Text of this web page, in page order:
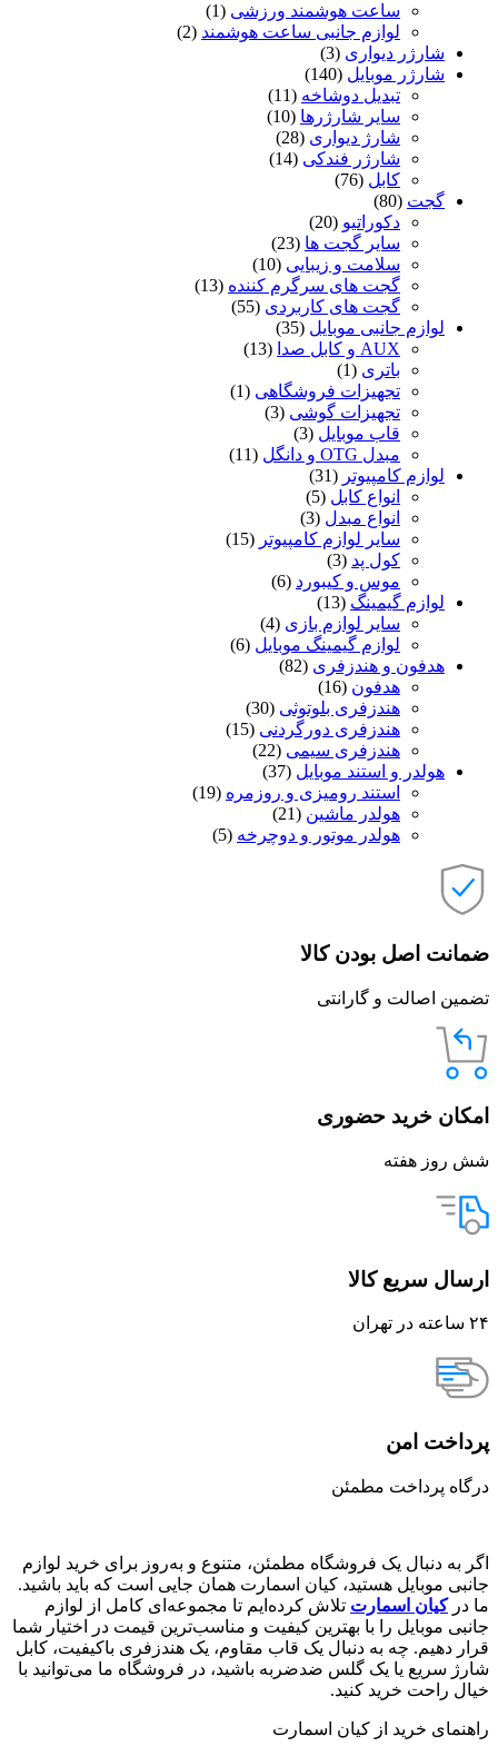
ساعت هوشمند ورزشی (1)
لوازم جانبی ساعت هوشمند (2)
شارژر دیواری (3)
شارژر موبایل (140)
تبدیل دوشاخه (11)
سایر شارژرها (10)
شارژ دیواری (28)
شارژر فندکی (14)
کابل (76)
گجت (80)
دکوراتیو (20)
سایر گجت ها (23)
سلامت و زیبایی (10)
گجت های سرگرم کننده (13)
گجت های کاربردی (55)
لوازم جانبی موبایل (35)
AUX و کابل صدا
(13)
باتری (1)
تجهیزات فروشگاهی (1)
تجهیزات گوشی (3)
قاب موبایل (3)
مبدل OTG و دانگل
(11)
لوازم کامپیوتر (31)
انواع کابل (5)
انواع مبدل (3)
سایر لوازم کامپیوتر (15)
کول پد (3)
موس و کیبورد (6)
لوازم گیمینگ (13)
سایر لوازم بازی (4)
لوازم گیمینگ موبایل (6)
هدفون و هندزفری (82)
هدفون (16)
هندزفری بلوتوثی (30)
هندزفری دورگردنی (15)
هندزفری سیمی (22)
هولدر و استند موبایل (37)
استند رومیزی و روزمره (19)
هولدر ماشین (21)
هولدر موتور و دوچرخه (5)
ضمانت اصل بودن کالا
تضمین اصالت و گارانتی
امکان خرید حضوری
شش روز هفته
ارسال سریع کالا
۲۴ ساعته در تهران
پرداخت امن
درگاه پرداخت مطمئن
اگر به دنبال یک فروشگاه مطمئن، متنوع و به‌روز برای خرید لوازم
جانبی موبایل هستید، کیان اسمارت همان جایی است که باید باشید.
ما درکیان اسمارت تلاش کرده‌ایم تا مجموعه‌ای کامل از لوازم
جانبی موبایل را با بهترین کیفیت و مناسب‌ترین قیمت در اختیار شما
قرار دهیم. چه به دنبال یک قاب مقاوم، یک هندزفری باکیفیت، کابل
شارژ سریع یا یک گلس ضدضربه باشید، در فروشگاه ما می‌توانید با
خیال راحت خرید کنید.
راهنمای خرید از کیان اسمارت